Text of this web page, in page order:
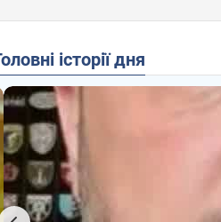
Головні історії дня